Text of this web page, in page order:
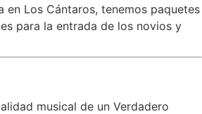
en Los Cántaros, tenemos paquetes
para la entrada de los novios y
musical de un Verdadero